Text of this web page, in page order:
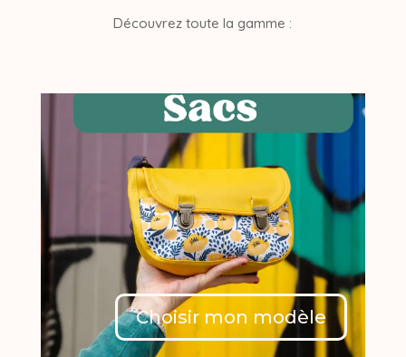
Découvrez toute la gamme :
Choisir mon modèle